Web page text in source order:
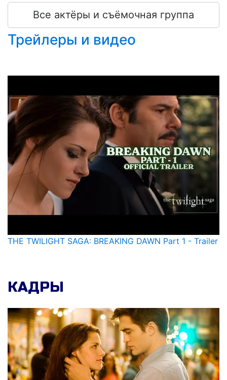
Все актёры и съёмочная группа
Трейлеры и видео
THE TWILIGHT SAGA: BREAKING DAWN Part 1 - Trailer
КАДРЫ